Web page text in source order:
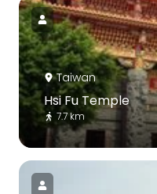
Taiwan
Hsi Fu Temple
7.7 km